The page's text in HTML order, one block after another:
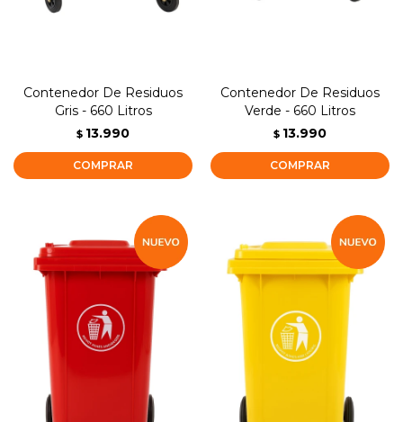
Contenedor De Residuos
Gris - 660 Litros
$ 13.990
Contenedor De Residuos
Verde - 660 Litros
$ 13.990